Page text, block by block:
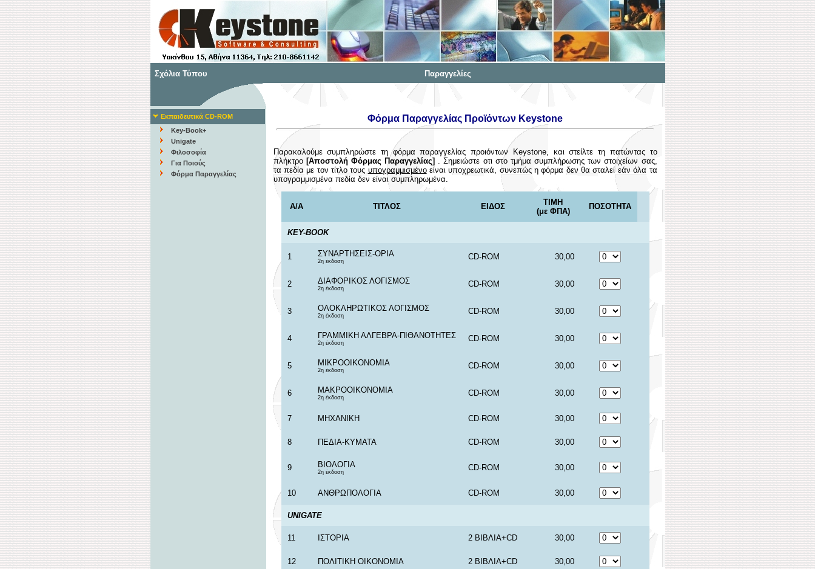
Σχόλια Τύπου Παραγγελίες
Εκπαιδευτικά CD-ROM
Key-Book+
Unigate
Φιλοσοφία
Για Ποιούς
Φόρμα Παραγγελίας
Φόρμα Παραγγελίας Προϊόντων Keystone
Παρακαλούμε συμπληρώστε τη φόρμα παραγγελίας προιόντων Keystone, και στείλτε τη πατώντας το
πλήκτρο [Αποστολή Φόρμας Παραγγελίας] . Σημειώστε οτι στο τμήμα συμπλήρωσης των στοιχείων σας,
τα πεδία με τον τίτλο τους υπογραμμισμένοείναι υποχρεωτικά, συνεπώς η φόρμα δεν θα σταλεί εάν όλα τα
υπογραμμισμένα πεδία δεν είναι συμπληρωμένα.
A/A ΤΙΤΛΟΣ ΕΙΔΟΣ
ΤΙΜΗ
(με ΦΠΑ)
ΠΟΣΟΤΗΤΑ
KEY-BOOK
1 ΣΥΝΑΡΤΗΣΕΙΣ-ΟΡΙΑ
2η έκδοση CD-ROM 30,00
2 ΔΙΑΦΟΡΙΚΟΣ ΛΟΓΙΣΜΟΣ
2η έκδοση CD-ROM 30,00
3 ΟΛΟΚΛΗΡΩΤΙΚΟΣ ΛΟΓΙΣΜΟΣ
2η έκδοση CD-ROM 30,00
4 ΓΡΑΜΜΙΚΗ ΑΛΓΕΒΡΑ-ΠΙΘΑΝΟΤΗΤΕΣ
2η έκδοση CD-ROM 30,00
5 ΜΙΚΡΟΟΙΚΟΝΟΜΙΑ
2η έκδοση CD-ROM 30,00
6 ΜΑΚΡΟΟΙΚΟΝΟΜΙΑ
2η έκδοση CD-ROM 30,00
7 ΜΗΧΑΝΙΚΗ CD-ROM 30,00
8 ΠΕΔΙΑ-ΚΥΜΑΤΑ CD-ROM 30,00
9 ΒΙΟΛΟΓΙΑ
2η έκδοση CD-ROM 30,00
10 ΑΝΘΡΩΠΟΛΟΓΙΑ CD-ROM 30,00
UNIGATE
11 ΙΣΤΟΡΙΑ 2 ΒΙΒΛΙΑ+CD 30,00
12 ΠΟΛΙΤΙΚΗ ΟΙΚΟΝΟΜΙΑ 2 ΒΙΒΛΙΑ+CD 30,00